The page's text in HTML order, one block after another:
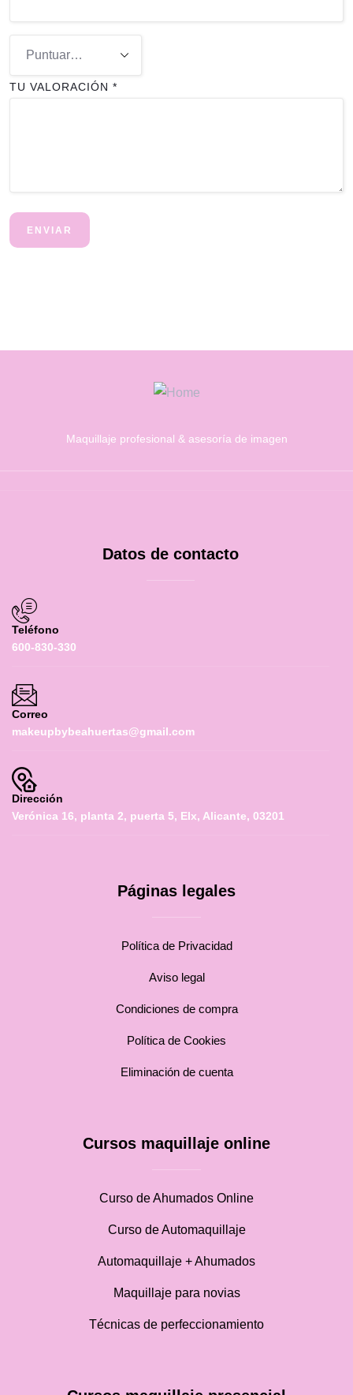
TU VALORACIÓN *
Maquillaje profesional & asesoría de imagen
Datos de contacto
Teléfono
600-830-330
Correo
makeupbybeahuertas@gmail.com
Dirección
Verónica 16, planta 2, puerta 5, Elx, Alicante, 03201
Páginas legales
Política de Privacidad
Aviso legal
Condiciones de compra
Política de Cookies
Eliminación de cuenta
Cursos maquillaje online
Curso de Ahumados Online
Curso de Automaquillaje
Automaquillaje + Ahumados
Maquillaje para novias
Técnicas de perfeccionamiento